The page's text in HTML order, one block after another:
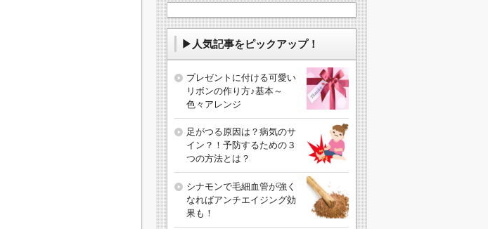
▶人気記事をピックアップ！
プレゼントに付ける可愛い
リボンの作り方♪基本～
色々アレンジ
足がつる原因は？病気のサ
イン？！予防するための３
つの方法とは？
シナモンで毛細血管が強く
なればアンチエイジング効
果も！